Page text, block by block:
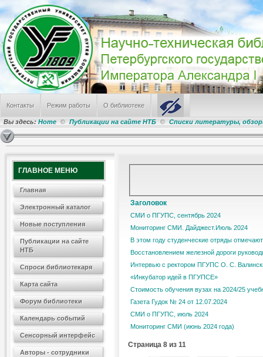
Контакты Режим работы О библиотеке
Вы здесь: Home Публикации на сайте НТБ Списки литературы,
ГЛАВНОЕ МЕНЮ
Главная
Электронный каталог
Новые поступления
Публикации на сайте
НТБ
Спроси библиотекаря
Карта сайта
Форум библиотеки
Календарь событий
Сенсорный интерфейс
Авторы - сотрудники
Заголовок
СМИ о ПГУПС, сентябрь 2024
Мониторинг СМИ. Дайджест.Июль 2024
В этом году студенческие отряды
Восстановлением железной дороги
Интервью с ректором ПГУПС О. С.
«Инкубатор идей в ПГУПСЕ»
Стоимость обучения вузах на 2024/25
Газета Гудок № 24 от 12.07.2024
СМИ о ПГУПС, июль 2024
Мониторинг СМИ (июнь 2024 года)
Страница 8 из 11